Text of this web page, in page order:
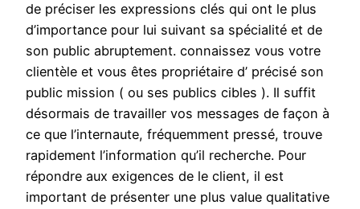
de préciser les expressions clés qui ont le plus
d’importance pour lui suivant sa spécialité et de
son public abruptement. connaissez vous votre
clientèle et vous êtes propriétaire d’ précisé son
public mission ( ou ses publics cibles ). Il suffit
désormais de travailler vos messages de façon à
ce que l’internaute, fréquemment pressé, trouve
rapidement l’information qu’il recherche. Pour
répondre aux exigences de le client, il est
important de présenter une plus value qualitative